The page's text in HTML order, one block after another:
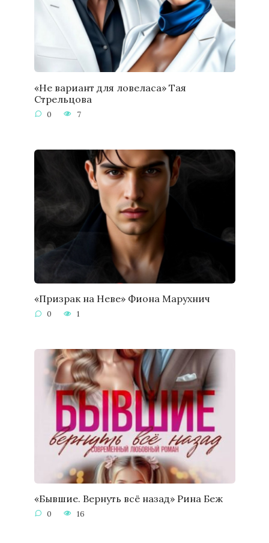
«Не вариант для ловеласа» Тая
Стрельцова
0 7
«Призрак на Неве» Фиона Марухнич
0 1
«Бывшие. Вернуть всё назад» Рина Беж
0 16